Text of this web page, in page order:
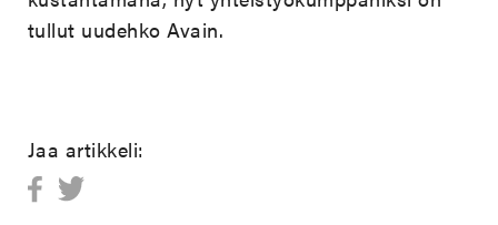
tullut uudehko Avain.
Jaa artikkeli: